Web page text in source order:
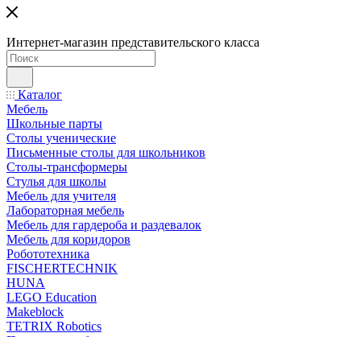
Интернет-магазин представительского класса
Каталог
Мебель
Школьные парты
Столы ученические
Письменные столы для школьников
Столы-трансформеры
Стулья для школы
Мебель для учителя
Лабораторная мебель
Мебель для гардероба и раздевалок
Мебель для коридоров
Робототехника
FISCHERTECHNIK
HUNA
LEGO Education
Makeblock
TETRIX Robotics